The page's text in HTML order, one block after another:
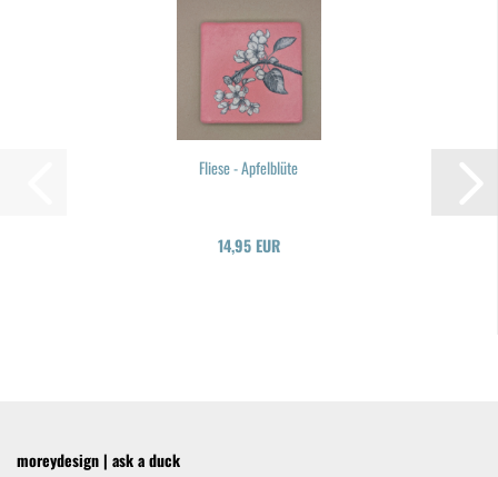
Flie­se - Ap­fel­blü­te
14,95 EUR
moreydesign | ask a duck